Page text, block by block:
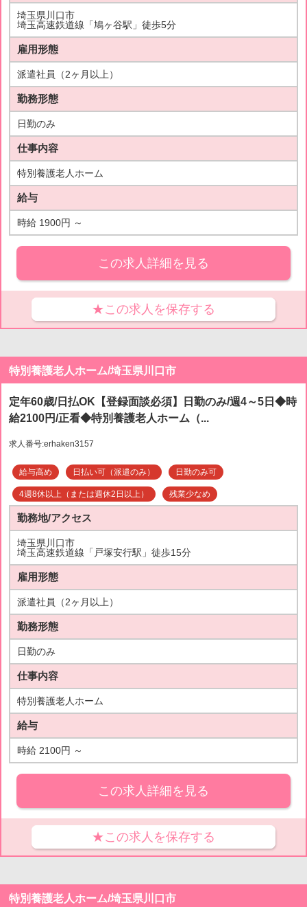
埼玉県川口市
埼玉高速鉄道線「鳩ヶ谷駅」徒歩5分
雇用形態
派遣社員（2ヶ月以上）
勤務形態
日勤のみ
仕事内容
特別養護老人ホーム
給与
時給 1900円 ～
この求人詳細を見る
★この求人を保存する
特別養護老人ホーム/埼玉県川口市
定年60歳/日払OK【登録面談必須】日勤のみ/週4～5日◆時
給2100円/正看◆特別養護老人ホーム（...
求人番号:erhaken3157
給与高め 日払い可（派遣のみ） 日勤のみ可
4週8休以上（または週休2日以上） 残業少なめ
勤務地/アクセス
埼玉県川口市
埼玉高速鉄道線「戸塚安行駅」徒歩15分
雇用形態
派遣社員（2ヶ月以上）
勤務形態
日勤のみ
仕事内容
特別養護老人ホーム
給与
時給 2100円 ～
この求人詳細を見る
★この求人を保存する
特別養護老人ホーム/埼玉県川口市